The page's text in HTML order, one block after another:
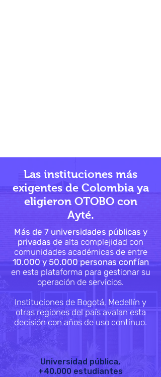
Las instituciones más
exigentes de Colombia ya
eligieron OTOBO con
Ayté.
Más de 7 universidades públicas y
privadas de alta complejidad con
comunidades académicas de entre
10.000 y 50.000 personas confían
en esta plataforma para gestionar su
operación de servicios.
Instituciones de Bogotá, Medellín y
otras regiones del país avalan esta
decisión con años de uso continuo.
Universidad pública,
+40.000 estudiantes